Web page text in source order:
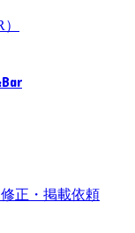
正・掲載依頼